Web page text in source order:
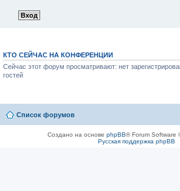
КТО СЕЙЧАС НА КОНФЕРЕНЦИИ
Сейчас этот форум просматривают: нет
гостей
Список форумов
Создано на основе phpBB® Forum Software
Русская поддержка phpBB